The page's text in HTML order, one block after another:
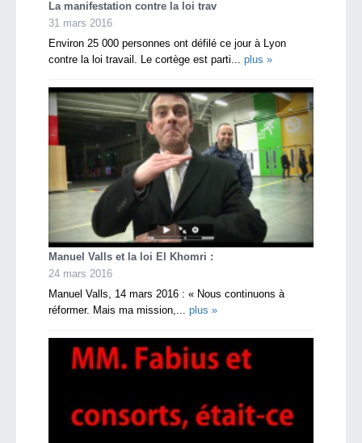
La manifestation contre la loi trav
31 mars 2016
Environ 25 000 personnes ont défilé ce jour à Lyon
contre la loi travail. Le cortège est parti... plus »
Manuel Valls et la loi El Khomri :
24 mars 2016
Manuel Valls, 14 mars 2016 : « Nous continuons à
réformer. Mais ma mission,... plus »